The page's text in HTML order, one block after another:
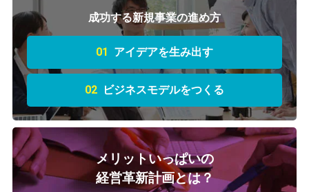
成功する新規事業の進め方
01 アイデアを生み出す
02 ビジネスモデルをつくる
メリットいっぱいの
経営革新計画とは？